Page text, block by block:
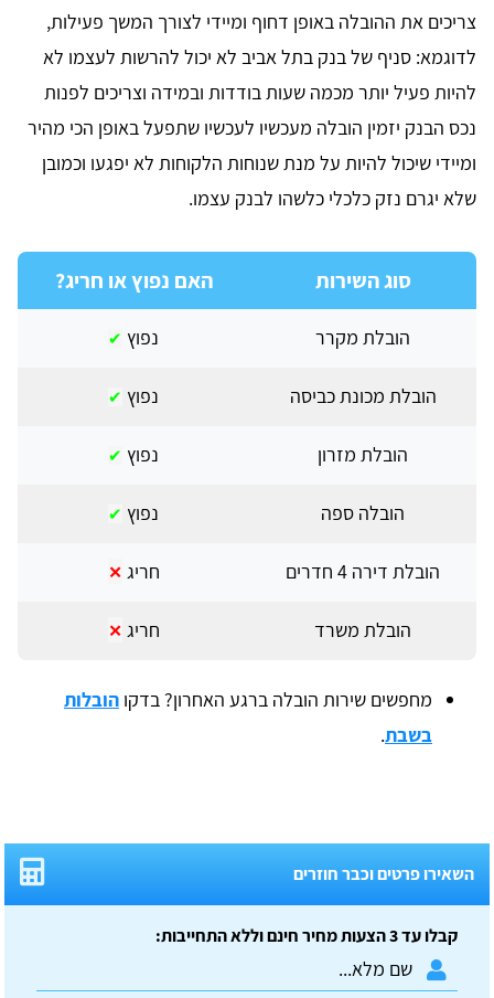
צריכים את ההובלה באופן דחוף ומיידי לצורך המשך פעילות,
לדוגמא: סניף של בנק בתל אביב לא יכול להרשות לעצמו לא
להיות פעיל יותר מכמה שעות בודדות ובמידה וצריכים לפנות
נכס הבנק יזמין הובלה מעכשיו לעכשיו שתפעל באופן הכי מהיר
ומיידי שיכול להיות על מנת שנוחות הלקוחות לא יפגעו וכמובן
שלא יגרם נזק כלכלי כלשהו לבנק עצמו.
סוג השירות האם נפוץ או חריג?
הובלת מקרר נפוץ ✔
הובלת מכונת כביסה נפוץ ✔
הובלת מזרון נפוץ ✔
הובלה ספה נפוץ ✔
הובלת דירה 4 חדרים חריג ✕
הובלת משרד חריג ✕
מחפשים שירות הובלה ברגע האחרון? בדקו הובלות
בשבת.
השאירו פרטים וכבר חוזרים
קבלו עד 3 הצעות מחיר חינם וללא התחייבות: